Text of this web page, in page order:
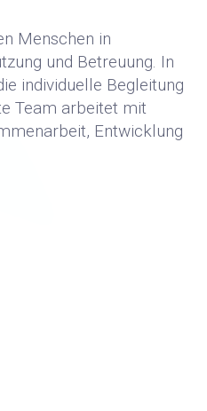
Menschen in
und Betreuung. In
individuelle Begleitung
Team arbeitet mit
Entwicklung